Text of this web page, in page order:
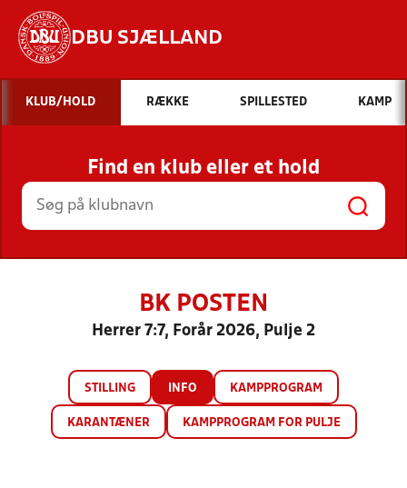
DBU SJÆLLAND
Hvad vil du søge efter?
INDHOLD OG NYHEDER
STILLINGER, RESULTATER, KLUBBER OG
HOLD
KLUB/HOLD RÆKKE SPILLESTED KAMP
Find en klub eller et hold
BK POSTEN
Herrer 7:7, Forår 2026, Pulje 2
STILLING INFO KAMPPROGRAM
KARANTÆNER KAMPPROGRAM FOR PULJE